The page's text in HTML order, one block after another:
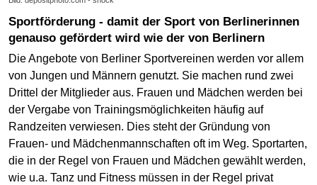
Sportförderung - damit der Sport von Berlinerinnen
genauso gefördert wird wie der von Berlinern
Die Angebote von Berliner Sportvereinen werden vor allem
von Jungen und Männern genutzt. Sie machen rund zwei
Drittel der Mitglieder aus. Frauen und Mädchen werden bei
der Vergabe von Trainingsmöglichkeiten häufig auf
Randzeiten verwiesen. Dies steht der Gründung von
Frauen- und Mädchenmannschaften oft im Weg. Sportarten,
die in der Regel von Frauen und Mädchen gewählt werden,
wie u.a. Tanz und Fitness müssen in der Regel privat